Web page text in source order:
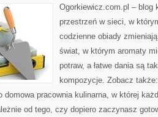
Ogorkiewicz.com.pl – blog
przestrzeń w sieci, w
codzienne obiady
świat, w którym aromaty
potraw, a łatwe dania są
kompozycje. Zobacz
domowa pracownia kulinarna, w której
od tego, czy dopiero zaczynasz